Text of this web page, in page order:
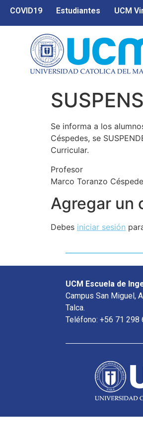
COVID19 Estudiantes UCM
Se informa a los
Céspedes, se
Curricular.
Profesor
Marco Toranzo
Agregar un
Debes iniciar sesión
UCM Escuela de
Campus San Miguel,
Talca.
Teléfono: +56 71 298